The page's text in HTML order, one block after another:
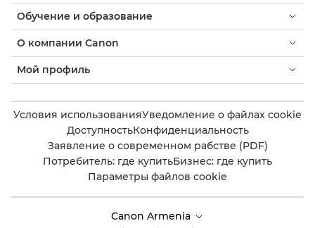
Обучение и образование
О компании Canon
Мой профиль
Условия использованияУведомление о файлах cookie
ДоступностьКонфиденциальность
Заявление о современном рабстве (PDF)
Потребитель: где купитьБизнес: где купить
Параметры файлов cookie
Canon Armenia